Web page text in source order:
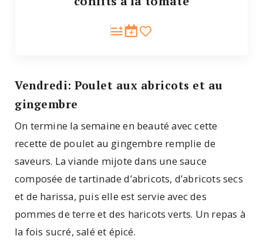
Vendredi: Poulet aux abricots et au
gingembre
On termine la semaine en beauté avec cette
recette de poulet au gingembre remplie de
saveurs. La viande mijote dans une sauce
composée de tartinade d’abricots, d’abricots secs
et de harissa, puis elle est servie avec des
pommes de terre et des haricots verts. Un repas à
la fois sucré, salé et épicé.